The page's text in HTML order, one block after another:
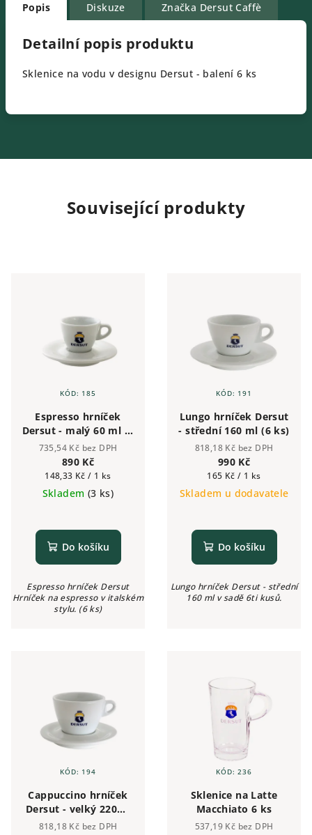
Popis Diskuze Značka Dersut Caffè
Detailní popis produktu
Sklenice na vodu v designu Dersut - balení 6 ks
Související produkty
Espresso hrníček
Dersut - malý 60 ml (6
ks)
735,54 Kč bez DPH
890 Kč
Měrná
cena:
148,33 Kč / 1 ks
Skladem (3 ks)
Do košíku
Espresso hrníček Dersut
Hrníček na espresso v italském
stylu. (6 ks)
KÓD: 185
Lungo hrníček Dersut
- střední 160 ml (6 ks)
818,18 Kč bez DPH
990 Kč
Měrná
cena:
165 Kč / 1 ks
Skladem u dodavatele
Do košíku
Lungo hrníček Dersut - střední
160 ml v sadě 6ti kusů.
KÓD: 191
Cappuccino hrníček
Dersut - velký 220ml
(6 ks)
818,18 Kč bez DPH
KÓD: 194
Sklenice na Latte
Macchiato 6 ks
537,19 Kč bez DPH
KÓD:236